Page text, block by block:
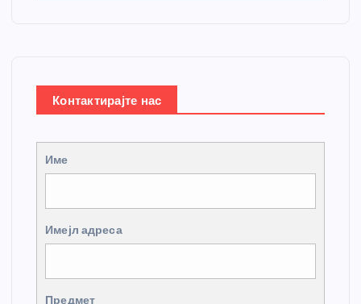
Контактирајте нас
Име
Имејл адреса
Предмет